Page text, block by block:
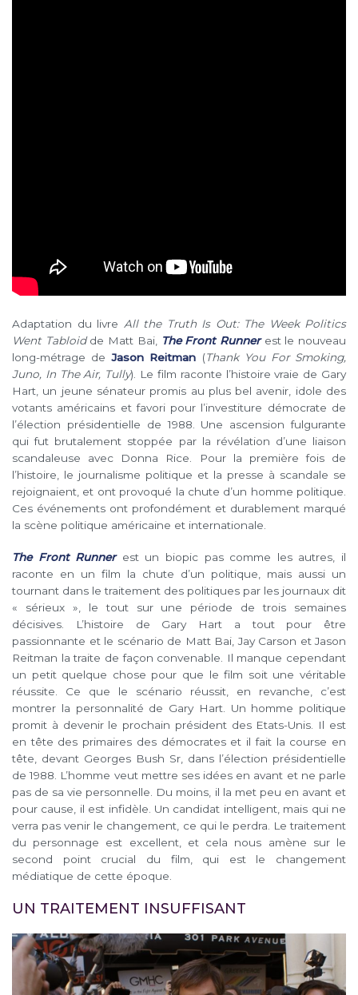
Adaptation du livre All the Truth Is Out: The Week Politics
Went Tabloidde Matt Bai, The Front Runnerest le nouveau
long-métrage deJason Reitman (Thank You For Smoking,
Juno, In The Air, Tully). Le film raconte l’histoire vraie de Gary
Hart, un jeune sénateur promis au plus bel avenir, idole des
votants américains et favori pour l’investiture démocrate de
l’élection présidentielle de 1988. Une ascension fulgurante
qui fut brutalement stoppée par la révélation d’une liaison
scandaleuse avec Donna Rice. Pour la première fois de
l’histoire, le journalisme politique et la presse à scandale se
rejoignaient, et ont provoqué la chute d’un homme politique.
Ces événements ont profondément et durablement marqué
la scène politique américaine et internationale.
The Front Runnerest un biopic pas comme les autres, il
raconte en un film la chute d’un politique, mais aussi un
tournant dans le traitement des politiques par les journaux dit
« sérieux », le tout sur une période de trois semaines
décisives. L’histoire de Gary Hart a tout pour être
passionnante et le scénario de Matt Bai, Jay Carson et Jason
Reitman la traite de façon convenable. Il manque cependant
un petit quelque chose pour que le film soit une véritable
réussite. Ce que le scénario réussit, en revanche, c’est
montrer la personnalité de Gary Hart. Un homme politique
promit à devenir le prochain président des Etats-Unis. Il est
en tête des primaires des démocrates et il fait la course en
tête, devant Georges Bush Sr, dans l’élection présidentielle
de 1988. L’homme veut mettre ses idées en avant et ne parle
pas de sa vie personnelle. Du moins, il la met peu en avant et
pour cause, il est infidèle. Un candidat intelligent, mais qui ne
verra pas venir le changement, ce qui le perdra. Le traitement
du personnage est excellent, et cela nous amène sur le
second point crucial du film, qui est le changement
médiatique de cette époque.
UN TRAITEMENT INSUFFISANT